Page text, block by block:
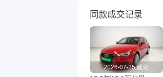
同款成交记录
2026-07-25 成交